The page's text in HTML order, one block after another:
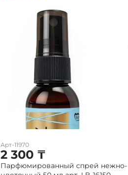
Арт-11970
2 300 ₸
Парфюмированный спрей нежно-